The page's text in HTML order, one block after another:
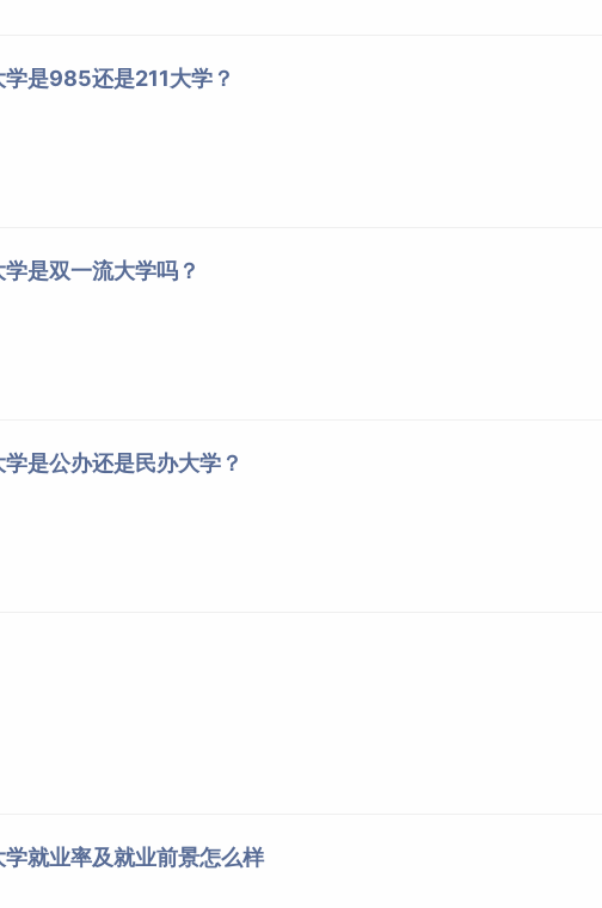
高校，入选国家“中西部高校基础能力建设工程”重点建设高校、中国政
师范生试点改革的三个地方高等师范院校之一、首批教育部来华留学示
校，全国第二批深化创新
大学。
学是985还是211大学？
是双一流大学吗？
是公办还是民办大学？
学就业率及就业前景怎么样